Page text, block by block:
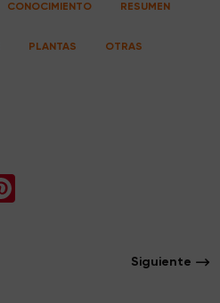
CONOCIMIENTO RESUMEN
PLANTAS OTRAS
Siguiente